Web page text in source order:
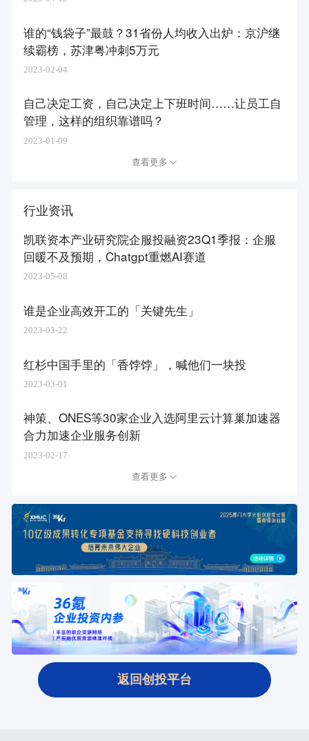
谁的“钱袋子”最鼓？31省份人均收入出炉：京沪继
续霸榜，苏津粤冲刺5万元
2023-02-04
自己决定工资，自己决定上下班时间……让员工自
管理，这样的组织靠谱吗？
2023-01-09
查看更多
行业资讯
凯联资本产业研究院企服投融资23Q1季报：企服
回暖不及预期，Chatgpt重燃AI赛道
2023-05-08
谁是企业高效开工的「关键先生」​
2023-03-22
红杉中国手里的「香饽饽」，喊他们一块投
2023-03-01
神策、ONES等30家企业入选阿里云计算巢加速器
合力加速企业服务创新
2023-02-17
查看更多
返回创投平台